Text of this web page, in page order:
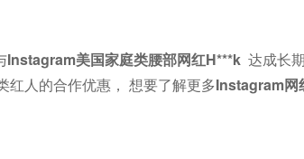
Instagram美国家庭类腰部网红H***k 达成长
红人的合作优惠， 想要了解更多Instagram网